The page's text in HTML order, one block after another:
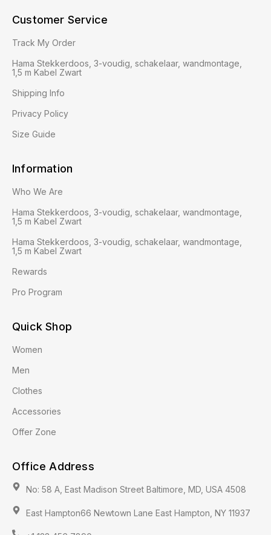
Customer Service
Track My Order
Hama Stekkerdoos, 3-voudig, schakelaar, wandmontage,
1,5 m Kabel Zwart
Shipping Info
Privacy Policy
Size Guide
Information
Who We Are
Hama Stekkerdoos, 3-voudig, schakelaar, wandmontage,
1,5 m Kabel Zwart
Hama Stekkerdoos, 3-voudig, schakelaar, wandmontage,
1,5 m Kabel Zwart
Rewards
Pro Program
Quick Shop
Women
Men
Clothes
Accessories
Offer Zone
Office Address
No: 58 A, East Madison Street Baltimore, MD, USA 4508
East Hampton66 Newtown Lane East Hampton, NY 11937